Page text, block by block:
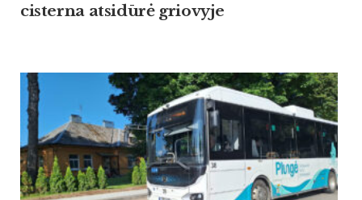
cisterna atsidūrė griovyje